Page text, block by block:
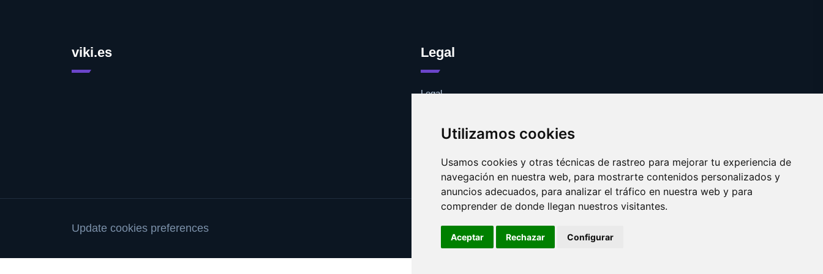
Utilizamos cookies
Usamos cookies y otras técnicas de rastreo para mejorar tu experiencia de
navegación en nuestra web, para mostrarte contenidos personalizados y
anuncios adecuados, para analizar el tráfico en nuestra web y para
comprender de donde llegan nuestros visitantes.
Aceptar Rechazar Configurar
viki.es Legal
Legal
Contacto
Update cookies preferences